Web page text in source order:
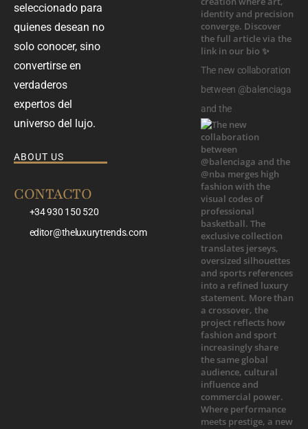
seleccionado para
quienes desean no
solo conocer, sino
convertirse en
verdaderos
expertos del
universo del lujo.
ABOUT US
CONTACTO
+34 930 150 520
editor@theluxurytrends.com
The new collaboration
between @balenciaga
and the